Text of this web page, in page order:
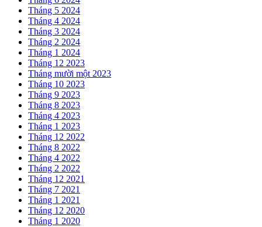
Tháng 5 2024
Tháng 4 2024
Tháng 3 2024
Tháng 2 2024
Tháng 1 2024
Tháng 12 2023
Tháng mười một 2023
Tháng 10 2023
Tháng 9 2023
Tháng 8 2023
Tháng 4 2023
Tháng 1 2023
Tháng 12 2022
Tháng 8 2022
Tháng 4 2022
Tháng 2 2022
Tháng 12 2021
Tháng 7 2021
Tháng 1 2021
Tháng 12 2020
Tháng 1 2020